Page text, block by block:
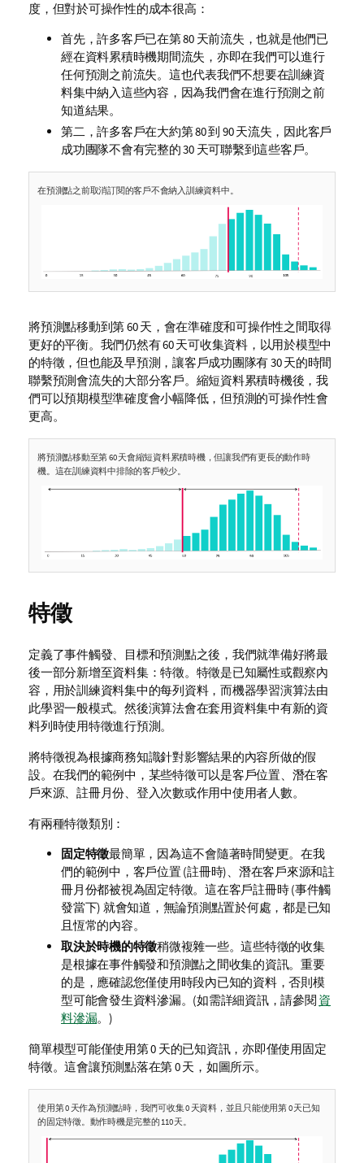
度，但對於可操作性的成本很高：
首先，許多客戶已在第 80 天前流失，也就是他們已
經在資料累積時機期間流失，亦即在我們可以進行
任何預測之前流失。這也代表我們不想要在訓練資
料集中納入這些內容，因為我們會在進行預測之前
知道結果。
第二，許多客戶在大約第 80 到 90 天流失，因此客戶
成功團隊不會有完整的 30 天可聯繫到這些客戶。
在預測點之前取消訂閱的客戶不會納入訓練資料中。
將預測點移動到第 60 天，會在準確度和可操作性之間取得
更好的平衡。我們仍然有 60 天可收集資料，以用於模型中
的特徵，但也能及早預測，讓客戶成功團隊有 30 天的時間
聯繫預測會流失的大部分客戶。縮短資料累積時機後，我
們可以預期模型準確度會小幅降低，但預測的可操作性會
更高。
將預測點移動至第 60 天會縮短資料累積時機，但讓我們有更長的動作時
機。這在訓練資料中排除的客戶較少。
特徵
定義了事件觸發、目標和預測點之後，我們就準備好將最
後一部分新增至資料集：特徵。特徵是已知屬性或觀察內
容，用於訓練資料集中的每列資料，而機器學習演算法由
此學習一般模式。然後演算法會在套用資料集中有新的資
料列時使用特徵進行預測。
將特徵視為根據商務知識針對影響結果的內容所做的假
設。在我們的範例中，某些特徵可以是客戶位置、潛在客
戶來源、註冊月份、登入次數或作用中使用者人數。
有兩種特徵類別：
固定特徵最簡單，因為這不會隨著時間變更。在我
們的範例中，客戶位置 (註冊時)、潛在客戶來源和註
冊月份都被視為固定特徵。這在客戶註冊時 (事件觸
發當下) 就會知道，無論預測點置於何處，都是已知
且恆常的內容。
取決於時機的特徵稍微複雜一些。這些特徵的收集
是根據在事件觸發和預測點之間收集的資訊。重要
的是，應確認您僅使用時段內已知的資料，否則模
型可能會發生資料滲漏。(如需詳細資訊，請參閱 資
料滲漏。)
簡單模型可能僅使用第 0 天的已知資訊，亦即僅使用固定
特徵。這會讓預測點落在第 0 天，如圖所示。
使用第 0 天作為預測點時，我們可收集 0 天資料，並且只能使用第 0 天已知
的固定特徵。動作時機是完整的 110 天。